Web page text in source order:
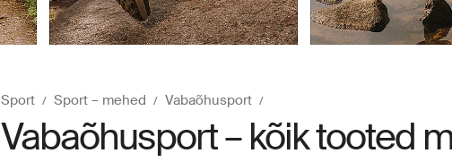
Sport Sport – mehed Vabaõhusport
Vabaõhusport – kõik tooted